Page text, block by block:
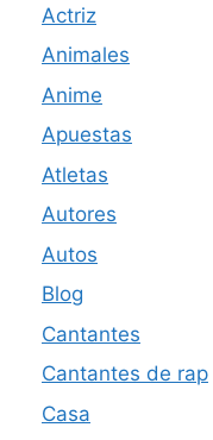
Actriz
Animales
Anime
Apuestas
Atletas
Autores
Autos
Blog
Cantantes
Cantantes de rap
Casa